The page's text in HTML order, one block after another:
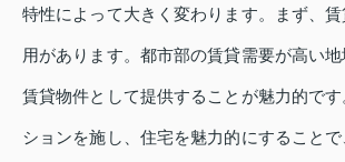
特性によって大きく変わります。まず、
用があります。都市部の賃貸需要が高い
賃貸物件として提供することが魅力的で
ションを施し、住宅を魅力的にすること